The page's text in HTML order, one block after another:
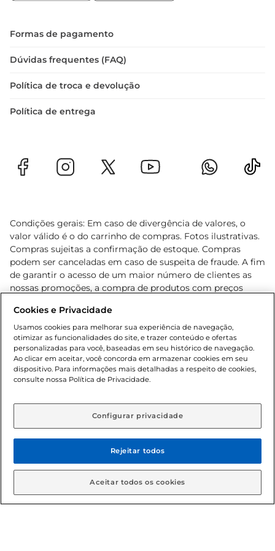
Formas de pagamento
Dúvidas frequentes (FAQ)
Política de troca e devolução
Política de entrega
Condições gerais: Em caso de divergência de valores, o
valor válido é o do carrinho de compras. Fotos ilustrativas.
Compras sujeitas a confirmação de estoque. Compras
podem ser canceladas em caso de suspeita de fraude. A fim
de garantir o acesso de um maior número de clientes as
nossas promoções, a compra de produtos com preços
cliente. Os preços, ofertas e condições são exclusivos para
o e-commerce e válidos durante o dia de hoje, podendo
sofrer alterações sem prévia notificação. Proibida a venda
de bebidas alcoólicas para menores de 18 anos, conforme
Lei n.º 8069/90, art. 81, inciso II (Estatuto da Criança e do
Adolescente). Preços e condições exclusivos para o
aviso prévio. O valor mínimo para as compras on-line é de
© 2026 Copyright. Todos os direitos
reservados Gbarbosa.
Cookies e Privacidade
Usamos cookies para melhorar sua experiência de navegação,
otimizar as funcionalidades do site, e trazer conteúdo e ofertas
personalizadas para você, baseadas em seu histórico de navegação.
Ao clicar em aceitar, você concorda em armazenar cookies em seu
dispositivo. Para informações mais detalhadas a respeito de cookies,
consulte nossa Política de Privacidade.
Configurar privacidade
Rejeitar todos
Aceitar todos os cookies